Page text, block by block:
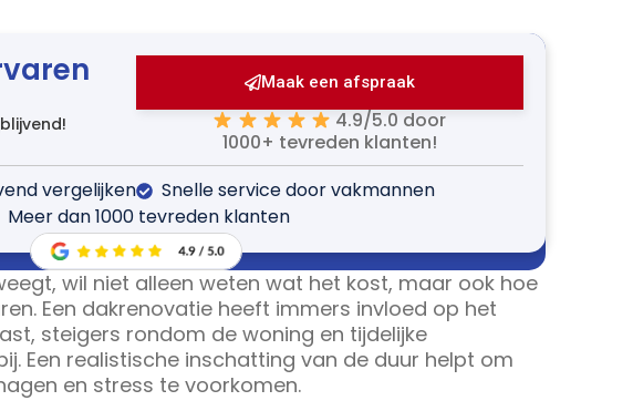
Maak een afspraak
4.9/5.0 door
1000+ tevreden klanten!
vergelijken
Snelle service door vakmannen
Meer dan 1000 tevreden klanten
wil niet alleen weten wat het kost, maar ook hoe
Een dakrenovatie heeft immers invloed op het
steigers rondom de woning en tijdelijke
Een realistische inschatting van de duur helpt om
en stress te voorkomen.